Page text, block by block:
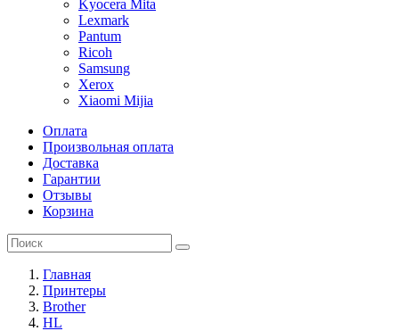
Kyocera Mita
Lexmark
Pantum
Ricoh
Samsung
Xerox
Xiaomi Mijia
Оплата
Произвольная оплата
Доставка
Гарантии
Отзывы
Корзина
Главная
Принтеры
Brother
HL